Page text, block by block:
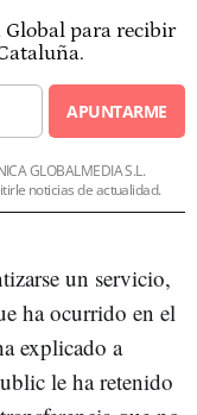
Global para recibir
APUNTARME
GLOBALMEDIA S.L.
noticias de actualidad.
un servicio,
ha ocurrido en el
explicado a
le ha retenido